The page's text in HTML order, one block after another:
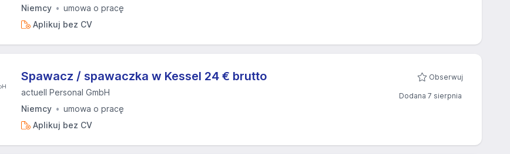
Niemcy
umowa o pracę
Aplikuj bez CV
Spawacz / spawaczka w Kessel 24 € brutto
actuell Personal GmbH
Niemcy
umowa o pracę
Aplikuj bez CV
Obserwuj
Dodana 7 sierpnia